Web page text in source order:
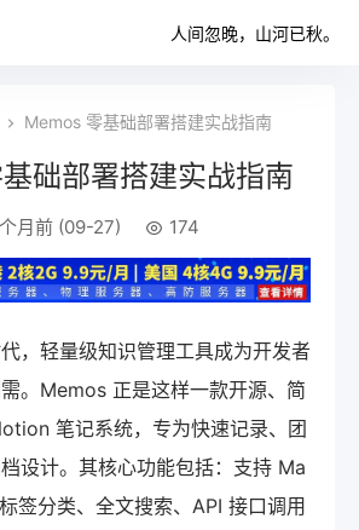
人间忽晚，山河已秋。
Memos 零基础部署搭建实战指南
础部署搭建实战指南
月前 (09-27) 174
，轻量级知识管理工具成为开发者
。Memos 正是这样一款开源、简
笔记系统，专为快速记录、团
设计。其核心功能包括：支持 Ma
签分类、全文搜索、API 接口调用